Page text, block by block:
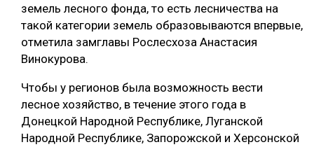
КОМПЛЕКСНАЯ ПЕРЕРАБОТКА
ЛЕСОПИЛЕНИЕ
ДЕРЕВЯННОЕ ДОМОСТРОЕНИЕ
БЕЗОПАСНОЕ ПРОИЗВОДСТВО
СОРТИРОВКА ДРЕВЕСИНЫ
СУШКА ДРЕВЕСИНЫ
земель лесного фонда, то есть лесничества на
такой категории земель образовываются впервые,
отметила замглавы Рослесхоза Анастасия
Винокурова.
Чтобы у регионов была возможность вести
лесное хозяйство, в течение этого года в
Донецкой Народной Республике, Луганской
Народной Республике, Запорожской и Херсонской